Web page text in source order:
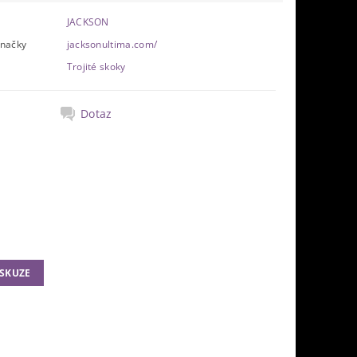
JACKSON
jacksonultima.com/
Trojité skoky
Dotaz